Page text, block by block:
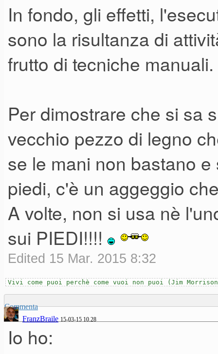
Lexicon reverb
Lexicon PCM 41
Lexicon PCM 41
Crest P350 I Amp
Crest P350 I Amp
Questo era il setup primi
In fondo, gli effetti,
sono la risultanza di
frutto di tecniche manuali.
Per dimostrare che si sa
vecchio pezzo di legno
se le mani non bastano
piedi, c'è un aggeggio
A volte, non si usa nè
sui PIEDI!!!!
Edited 15 Mar. 2015 8:32
Vivi come puoi perchè come vuoi non puoi (Jim
Commenta
FranzBraile 15-03-15 10.28
Io ho: